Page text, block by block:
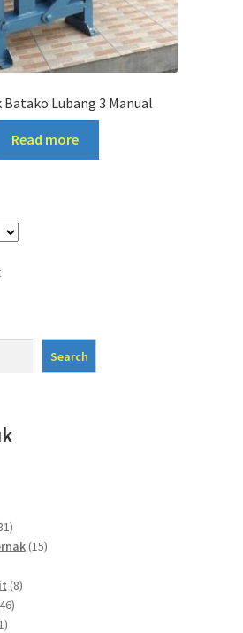
Lubang 3 Manual
Read more
Search
31
products
1515
88
46
41